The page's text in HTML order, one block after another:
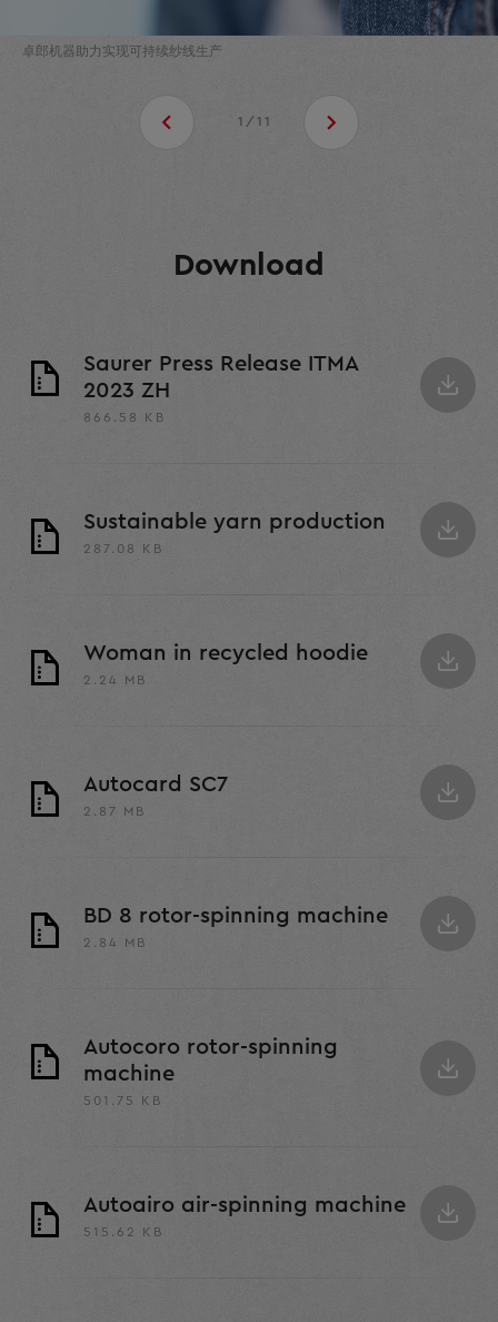
卓郎机器助力实现可持续纱线生产
1/11
Download
Saurer Press Release ITMA
2023 ZH
866.58 KB
Sustainable yarn production
287.08 KB
Woman in recycled hoodie
2.24 MB
Autocard SC7
2.87 MB
BD 8 rotor-spinning machine
2.84 MB
Autocoro rotor-spinning
machine
501.75 KB
Autoairo air-spinning machine
515.62 KB